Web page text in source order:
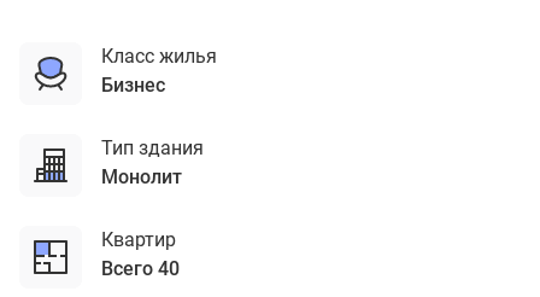
Класс жилья
бизнес
Тип здания
монолит
Квартир
Всего 40